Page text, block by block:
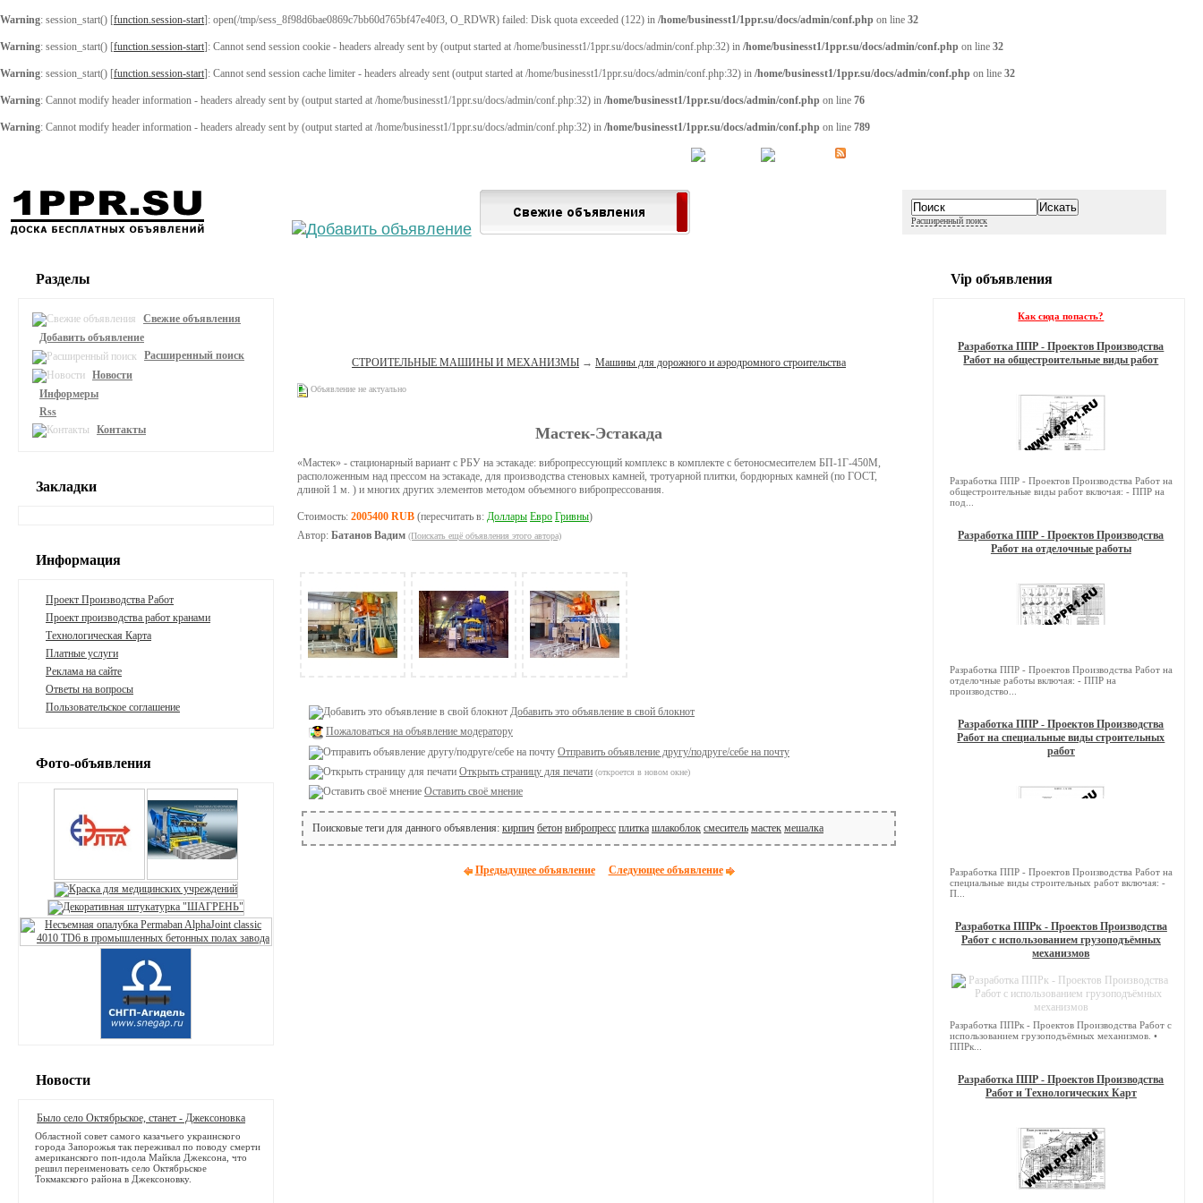
Warning: session_start() [function.session-start]: open(/tmp/sess_8f98d6bae0869c7bb60d765bf47e40f3, O_RDWR) failed: Disk quota exceeded (122) in /home/businesst1/1ppr.su/docs/admin/conf.php on line 32
Warning: session_start() [function.session-start]: Cannot send session cookie - headers already sent by (output started at /home/businesst1/1ppr.su/docs/admin/conf.php:32) in /home/businesst1/1ppr.su/docs/admin/conf.php on line 32
Warning: session_start() [function.session-start]: Cannot send session cache limiter - headers already sent (output started at /home/businesst1/1ppr.su/docs/admin/conf.php:32) in /home/businesst1/1ppr.su/docs/admin/conf.php on line 32
Warning: Cannot modify header information - headers already sent by (output started at /home/businesst1/1ppr.su/docs/admin/conf.php:32) in /home/businesst1/1ppr.su/docs/admin/conf.php on line 76
Warning: Cannot modify header information - headers already sent by (output started at /home/businesst1/1ppr.su/docs/admin/conf.php:32) in /home/businesst1/1ppr.su/docs/admin/conf.php on line 789
Расширенный поиск
СТРОИТЕЛЬНЫЕ МАШИНЫ И МЕХАНИЗМЫ →Машины для дорожного и аэродромного строительства
Объявление не актуально
Мастек-Эстакада
«Мастек» - стационарный вариант с РБУ на эстакаде: вибропрессующий комплекс в комплекте с бетоносмесителем БП-1Г-450М,
расположенным над прессом на эстакаде, для производства стеновых камней, тротуарной плитки, бордюрных камней (по ГОСТ,
длиной 1 м. ) и многих других элементов методом объемного вибропрессования.
Стоимость: 2005400 RUB(пересчитать в: Доллары Евро Гривны)
Автор: Батанов Вадим (Поискать ещё объявления этого автора)
Добавить это объявление в свой блокнот
Пожаловаться на объявление модератору
Отправить объявление другу/подруге/себе на почту
Открыть страницу для печати (откроется в новом окне)
Оставить своё мнение
Поисковые теги для данного объявления: кирпич бетон вибропресс плитка шлакоблок смеситель мастек мешалка
Предыдущее объявление Следующее объявление
Разделы
Свежие объявления
Добавить объявление
Расширенный поиск
Новости
Информеры
Rss
Контакты
Закладки
Информация
Проект Производства Работ
Проект производства работ кранами
Технологическая Карта
Платные услуги
Реклама на сайте
Ответы на вопросы
Пользовательское соглашение
Фото-объявления
Новости
Было село Октябрьское, станет - Джексоновка
Областной совет самого казачьего украинского
города Запорожья так переживал по поводу смерти
американского поп-идола Майкла Джексона, что
решил переименовать село Октябрьское
Токмакского района в Джексоновку.
Vip объявления
Как сюда попасть?
Разработка ППР - Проектов Производства
Работ на общестроительные виды работ
Разработка ППР - Проектов Производства Работ на
общестроительные виды работ включая: - ППР на
под...
Разработка ППР - Проектов Производства
Работ на отделочные работы
Разработка ППР - Проектов Производства Работ на
отделочные работы включая: - ППР на
производство...
Разработка ППР - Проектов Производства
Работ на специальные виды строительных
работ
Разработка ППР - Проектов Производства Работ на
специальные виды строительных работ включая: -
П...
Разработка ППРк - Проектов Производства
Работ с использованием грузоподъёмных
механизмов
Разработка ППРк - Проектов Производства Работ с
использованием грузоподъёмных механизмов. •
ППРк...
Разработка ППР - Проектов Производства
Работ и Технологических Карт